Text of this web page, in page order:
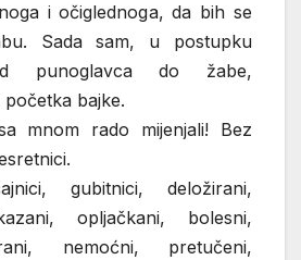
i očiglednoga, da bih se
Sada sam, u postupku
punoglavca do žabe,
bajke.
mnom rado mijenjali! Bez
gubitnici, deložirani,
opljačkani, bolesni,
nemoćni, pretučeni,